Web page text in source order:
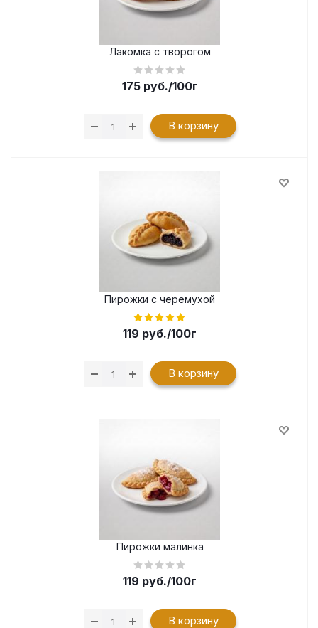
Лакомка с творогом
175руб./100г
В корзину
Пирожки с черемухой
119 руб./100г
В корзину
Пирожки малинка
119 руб./100г
В корзину